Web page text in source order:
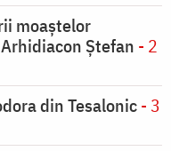
moaştelor
Ştefan - 2
din Tesalonic- 3